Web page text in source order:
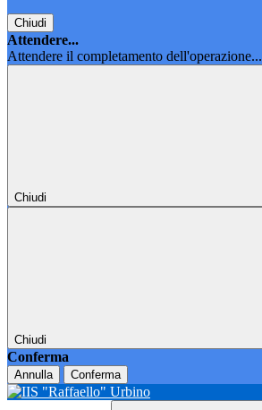
Chiudi
Attendere...
Attendere il completamento dell'operazione...
Chiudi
Chiudi
Conferma
Annulla Conferma